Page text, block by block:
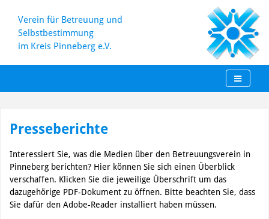
Verein für Betreuung und
Selbstbestimmung
im Kreis Pinneberg e.V.
content
Presseberichte
Interessiert Sie, was die Medien über den Betreuungsverein in
Pinneberg berichten? Hier können Sie sich einen Überblick
verschaffen. Klicken Sie die jeweilige Überschrift um das
dazugehörige PDF-Dokument zu öffnen. Bitte beachten Sie, dass
Sie dafür den Adobe-Reader installiert haben müssen.